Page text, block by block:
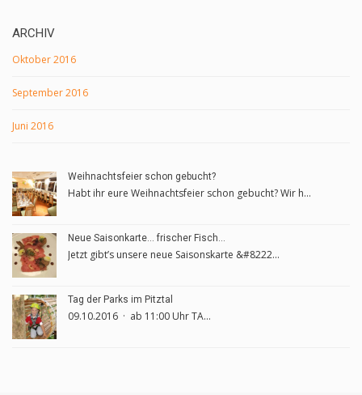
ARCHIV
Oktober 2016
September 2016
Juni 2016
Weihnachtsfeier schon gebucht?
Habt ihr eure Weihnachtsfeier schon gebucht? Wir h...
Neue Saisonkarte… frischer Fisch…
Jetzt gibt’s unsere neue Saisonskarte &#8222...
Tag der Parks im Pitztal
09.10.2016 · ab 11:00 Uhr TA...